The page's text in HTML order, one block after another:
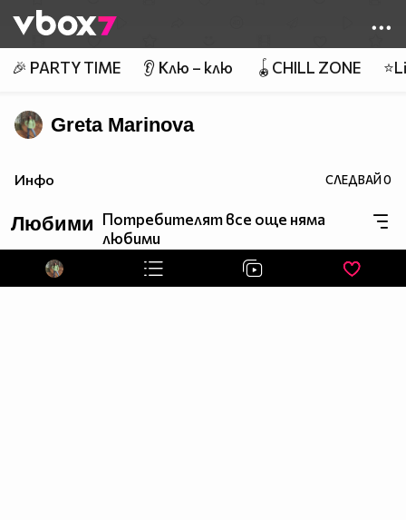
👾
🎉 PARTY TIME 👂 Клю – клю 🪀CHILL ZONE
Greta Marinova
Инфо СЛЕДВАЙ0
Любими Потребителят все още няма
любими